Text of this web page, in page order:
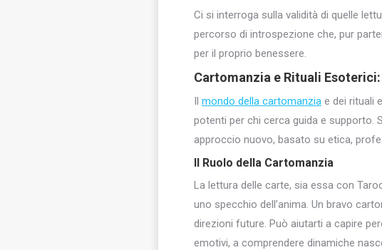
Ci si interroga sulla validità di quelle
percorso di introspezione che, pur
per il proprio benessere.
Cartomanzia e Rituali Esoterici
Il mondo della cartomanzia e dei rituali
potenti per chi cerca guida e supporto.
approccio nuovo, basato su etica,
Il Ruolo della Cartomanzia
La lettura delle carte, sia essa con
uno specchio dell’anima. Un bravo
direzioni future. Può aiutarti a capire
emotivi, a comprendere dinamiche